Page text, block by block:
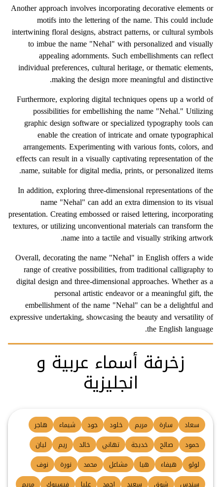
Another approach involves incorporating decorative elements or
motifs into the lettering of the name. This could include
intertwining floral designs, abstract patterns, or cultural symbols
to imbue the name "Nehal" with personalized and visually
appealing adornments. Such embellishments can reflect
individual preferences, cultural heritage, or thematic elements,
making the design more meaningful and distinctive.
Furthermore, exploring digital techniques opens up a world of
possibilities for embellishing the name "Nehal." Utilizing
graphic design software or specialized typography tools can
enable the creation of intricate and ornate typographical
arrangements. Experimenting with various fonts, colors, and
effects can result in a visually captivating representation of the
name, suitable for digital media, prints, or personalized items.
In addition, exploring three-dimensional representations of the
name "Nehal" can add an extra dimension to its visual
presentation. Creating embossed or raised lettering, incorporating
textures, or utilizing unconventional materials can transform the
name into a tactile and visually striking artwork.
Overall, decorating the name "Nehal" in English offers a wide
range of creative possibilities, from traditional calligraphy to
digital design and three-dimensional approaches. Whether as a
personal artistic endeavor or a meaningful gift, the
embellishment of the name "Nehal" can be a delightful and
expressive undertaking, showcasing the beauty and versatility of
the English language.
زخرفة أسماء عربية و
انجليزية
سعاد سارة مريم خلود جود شيماء
هاجر
حمود
صالح خديجة تهاني خالد ريم
ليان
لولو
هيفاء هيا مشاعل محمد نورة
نوف
سندس
شوق سعيد احمد عليا فيسبوك مريم